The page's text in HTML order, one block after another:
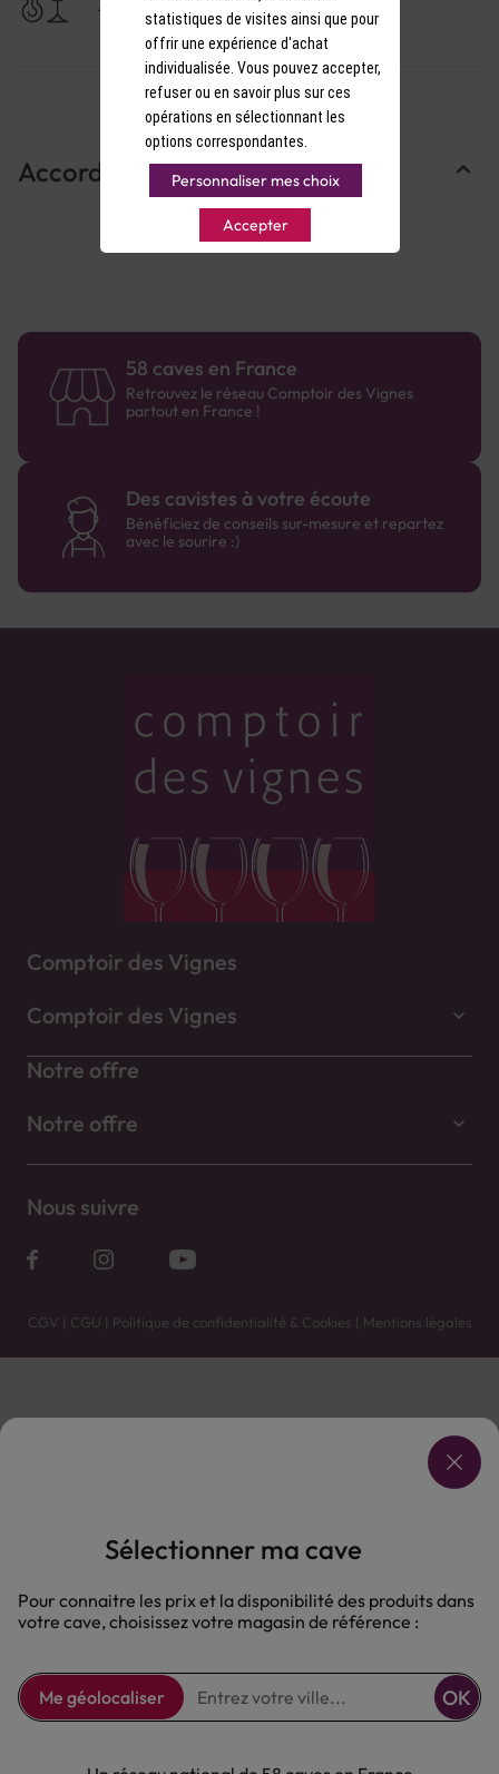
17-18°C
Accords Mets & Vins
58 caves en France
Retrouvez le réseau Comptoir des Vignes
partout en France !
Des cavistes à votre écoute
Bénéficiez de conseils sur-mesure et repartez
avec le sourire :)
Comptoir des Vignes
Comptoir des Vignes
Notre offre
Notre offre
Nous suivre
CGV | CGU | Politique de confidentialité & Cookies | Mentions légales
Vente uniquement en caves. Contactez votre caviste pour plus de renseignements.
L'ABUS D'ALCOOL EST DANGEREUX POUR LA SANTÉ, À CONSOMMER AVEC MODÉRATION.
Sélectionner ma cave
Pour connaitre les prix et la disponibilité des produits dans
votre cave, choisissez votre magasin de référence :
Me géolocaliser OK
statistiques de visites ainsi que pour
offrir une expérience d'achat
individualisée. Vous pouvez accepter,
refuser ou en savoir plus sur ces
opérations en sélectionnant les
options correspondantes.
Personnaliser mes choix
Accepter